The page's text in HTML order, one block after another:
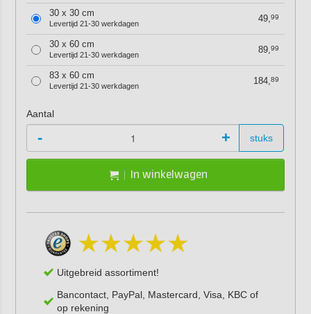
30 x 30 cm
Levertijd 21-30 werkdagen 49,99
30 x 60 cm
Levertijd 21-30 werkdagen 89,99
83 x 60 cm
Levertijd 21-30 werkdagen 184,89
Aantal
- + stuks
In winkelwagen
Uitgebreid assortiment!
Bancontact, PayPal, Mastercard, Visa, KBC of
op rekening